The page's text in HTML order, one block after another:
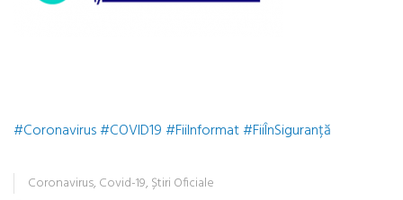
#Coronavirus#COVID19#FiiInformat#FiiÎnSiguranță
Coronavirus, Covid-19, Știri Oficiale